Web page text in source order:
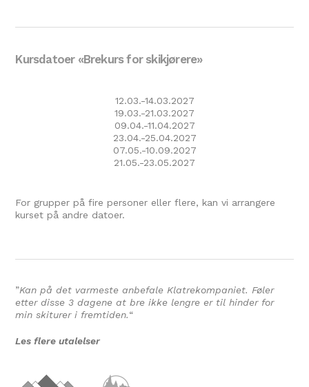
Kursdatoer «Brekurs for skikjørere»
12.03.-14.03.2027
19.03.-21.03.2027
09.04.-11.04.2027
23.04.-25.04.2027
07.05.-10.09.2027
21.05.-23.05.2027
For grupper på fire personer eller flere, kan vi arrangere
kurset på andre datoer.
”Kan på det varmeste anbefale Klatrekompaniet. Føler
etter disse 3 dagene at bre ikke lengre er til hinder for
min skiturer i fremtiden.“
Les flere utalelser